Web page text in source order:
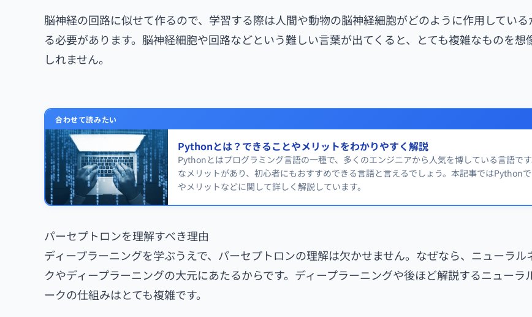
脳神経の回路に似せて作るので、学習する際は人間や動物の脳神経細胞がどのように作用している
る必要があります。脳神経細胞や回路などという難しい言葉が出てくると、とても複雑なものを想
しれません。
合わせて読みたい
Pythonとは？できることやメリットをわかりやすく解説
Pythonとはプログラミング言語の一種で、多くのエンジニアから人気を博している言語で
なメリットがあり、初心者にもおすすめできる言語と言えるでしょう。本記事ではPython
やメリットなどに関して詳しく解説しています。
パーセプトロンを理解すべき理由
ディープラーニングを学ぶうえで、パーセプトロンの理解は欠かせません。なぜなら、ニューラル
クやディープラーニングの大元にあたるからです。ディープラーニングや後ほど解説するニューラ
ークの仕組みはとても複雑です。